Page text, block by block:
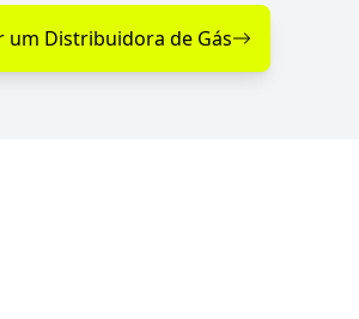
um Distribuidora de Gás